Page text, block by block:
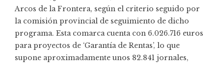
Arcos de la Frontera, según el criterio seguido por
la comisión provincial de seguimiento de dicho
programa. Esta comarca cuenta con 6.026.716 euros
para proyectos de ‘Garantía de Rentas’, lo que
supone aproximadamente unos 82.841 jornales,